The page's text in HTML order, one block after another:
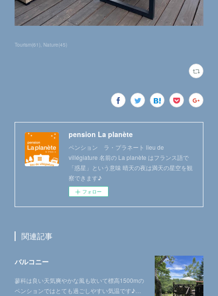
Tourism(61) Nature(45)
pension La planète
ペンション ラ・プラネート lieu de
villégiature 名前の La planète はフランス語で
「惑星」という意味 晴天の夜は満天の星空を観
察できます♪
フォロー
関連記事
バルコニー
蓼科は良い天気爽やかな風も吹いて標高1500mの
ペンションではとても過ごしやすい気温です♪…